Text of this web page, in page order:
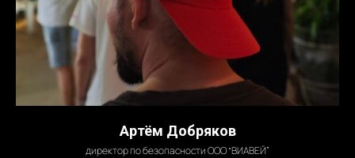
Артём Добряков
директор по безопасности ООО “ВИАВЕЙ”